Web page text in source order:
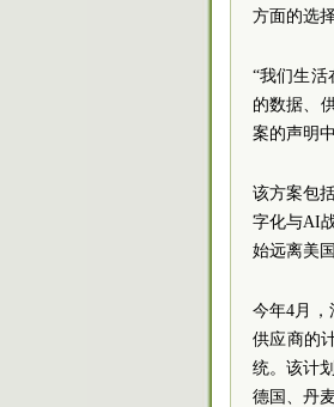
方面的选
“我们生活
的数据、
案的声明中
该方案包
字化与AI
始远离美
今年4月，
供应商的
统。该计
德国、丹